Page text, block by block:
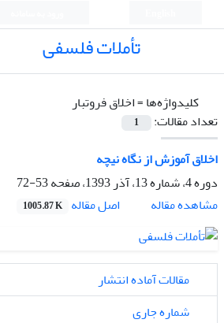
تأملات فلسفی
کلیدواژه‌ها =اخلاق فروتبار
تعداد مقالات:
1
اخلاق آموزش از نگاه نیچه
دوره 4، شماره 13، آذر 1393، صفحه
53-72
مشاهده مقاله
اصل مقاله 1005.87 K
مقالات آماده انتشار
شماره جاری